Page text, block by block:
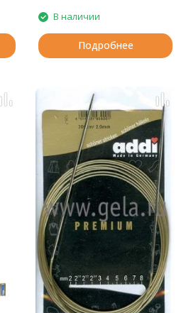
В наличии
Подробнее